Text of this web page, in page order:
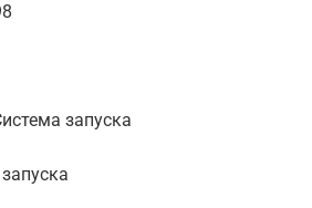
запуска